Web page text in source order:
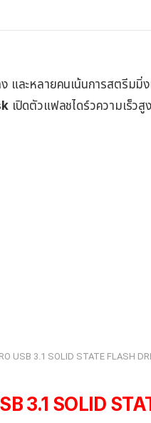
และหลายคนเน้นการสตรีมมิ่
เปิดตัวแฟลชไดร์วความเร็วสู
USB 3.1 SOLID STATE FLASH
3.1 SOLID